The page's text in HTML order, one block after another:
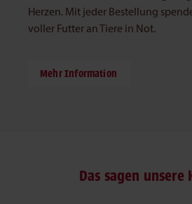
Herzen. Mit jeder Bestellung
voller Futter an Tiere in Not.
Mehr Information
Das sagen unsere